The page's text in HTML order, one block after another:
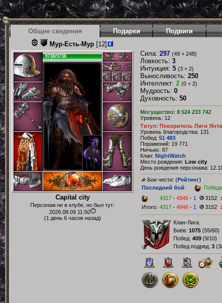
Общие сведения Подарки Подвиги
Мур-Есть-Мур [12]
9738/9738
Capital city
Персонаж не в клубе, но был тут:
2026.08.09 11:50
(1 день 6 часов назад)
Сила: 297 (49 + 248)
Ловкость: 3
Интуиция: 5 (3 + 2)
Выносливость: 250
Интеллект: 2 (0 + 2)
Мудрость: 0
Духовность: 50
Могущество: 8 524 233 742
Уровень: 12
Титул: Покоритель Лиги
Уровень благородства: 131
Побед: 51 483
Поражений: 19 771
Ничьих: 87
Клан: NightWatch
Место рождения: Low city
День рождения персонажа:
Бои чести: (Рейтинг)
Последний бой:
Победа
4317 - 4946 - 1
3152
Итого: 4317 - 4946 - 1 3152
Клан-Лига:
Боёв: 1075 (55/60)
Побед: 409 (9/10)
Побед подряд: 3 (